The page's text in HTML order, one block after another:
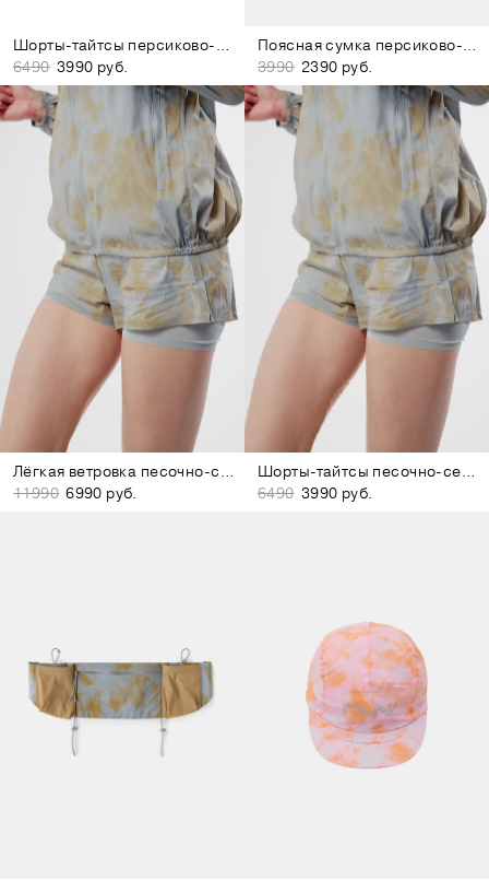
Шорты-тайтсы персиково-розовые
6490 3990 руб.
Поясная сумка персиково-розовая
3990 2390 руб.
Лёгкая ветровка песочно-серая
11990 6990 руб.
Шорты-тайтсы песочно-серые
6490 3990 руб.